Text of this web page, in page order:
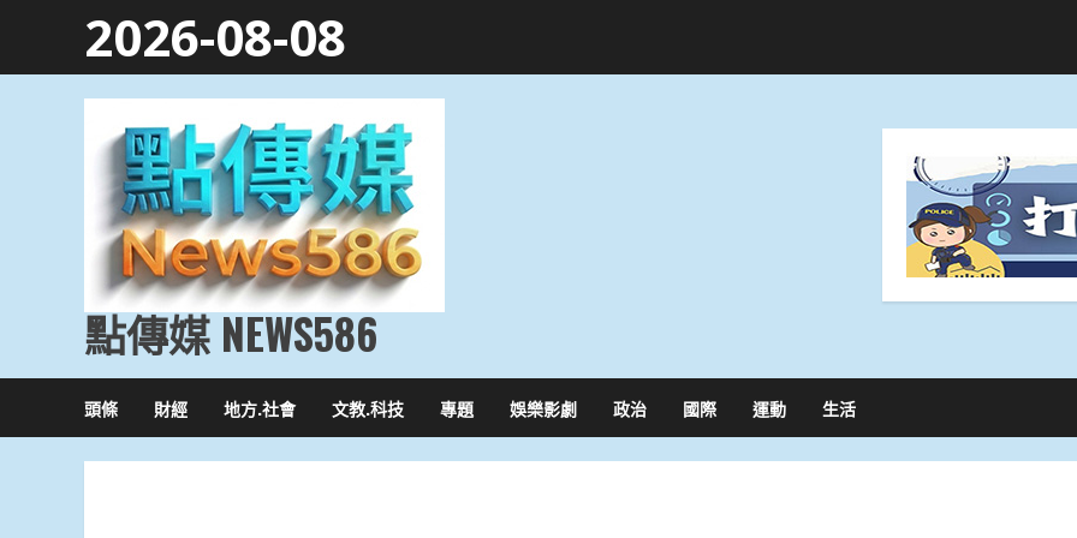
2026-08-08
點傳媒 NEWS586
頭條 財經 地方.社會 文教.科技 專題 娛樂影劇 政治 國際 運動 生活